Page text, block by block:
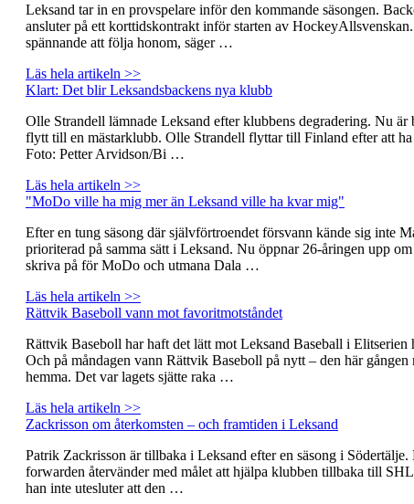
Leksand tar in en provspelare inför den kommande säsongen.
ansluter på ett korttidskontrakt inför starten av
spännande att följa honom, säger …
Läs hela artikeln >>
Klart: Det blir Leksandsbackens nya klubb
Olle Strandell lämnade Leksand efter klubbens degradering. Nu är
flytt till en mästarklubb. Olle Strandell flyttar till Finland efter att ha
Foto: Petter Arvidson/Bi …
Läs hela artikeln >>
"MoDo ville ha mig mer än Leksand ville ha kvar mig"
Efter en tung säsong där självförtroendet försvann kände sig inte
prioriterad på samma sätt i Leksand. Nu öppnar 26-åringen upp
skriva på för MoDo och utmana Dala …
Läs hela artikeln >>
Rättvik Baseboll vann mot favoritmotståndet
Rättvik Baseboll har haft det lätt mot Leksand Baseball i Elitserien
Och på måndagen vann Rättvik Baseboll på nytt – den här gången
hemma. Det var lagets sjätte raka …
Läs hela artikeln >>
Zackrisson om återkomsten – och framtiden i Leksand
Patrik Zackrisson är tillbaka i Leksand efter en säsong i Södertälje.
forwarden återvänder med målet att hjälpa klubben tillbaka till
han inte utesluter att den …